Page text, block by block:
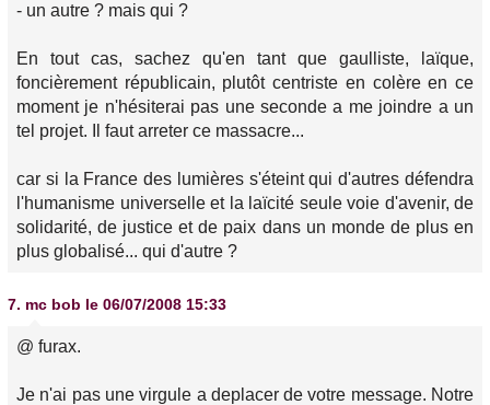
- un autre ? mais qui ?
En tout cas, sachez qu'en tant que gaulliste, laïque,
foncièrement républicain, plutôt centriste en colère en ce
moment je n'hésiterai pas une seconde a me joindre a un
tel projet. Il faut arreter ce massacre...
car si la France des lumières s'éteint qui d'autres défendra
l'humanisme universelle et la laïcité seule voie d'avenir, de
solidarité, de justice et de paix dans un monde de plus en
plus globalisé... qui d'autre ?
7. mc bob le 06/07/2008 15:33
@ furax.
Je n'ai pas une virgule a deplacer de votre message. Notre